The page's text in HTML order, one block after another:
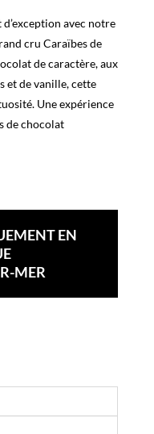
avec notre
cru Caraïbes de
de caractère, aux
et de vanille, cette
Une expérience
de chocolat
EN
MER